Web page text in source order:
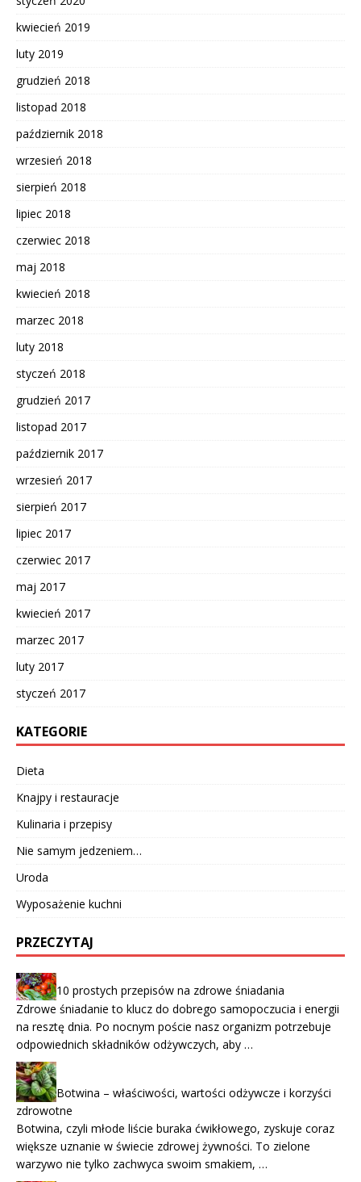
kwiecień 2019
luty 2019
grudzień 2018
listopad 2018
październik 2018
wrzesień 2018
sierpień 2018
lipiec 2018
czerwiec 2018
maj 2018
kwiecień 2018
marzec 2018
luty 2018
styczeń 2018
grudzień 2017
listopad 2017
październik 2017
wrzesień 2017
sierpień 2017
lipiec 2017
czerwiec 2017
maj 2017
kwiecień 2017
marzec 2017
luty 2017
styczeń 2017
KATEGORIE
Dieta
Knajpy i restauracje
Kulinaria i przepisy
Nie samym jedzeniem…
Uroda
Wyposażenie kuchni
PRZECZYTAJ
10 prostych przepisów na zdrowe śniadania
Zdrowe śniadanie to klucz do dobrego samopoczucia i energii
na resztę dnia. Po nocnym poście nasz organizm potrzebuje
odpowiednich składników odżywczych, aby …
Botwina – właściwości, wartości odżywcze i korzyści
zdrowotne
Botwina, czyli młode liście buraka ćwikłowego, zyskuje coraz
większe uznanie w świecie zdrowej żywności. To zielone
warzywo nie tylko zachwyca swoim smakiem, …